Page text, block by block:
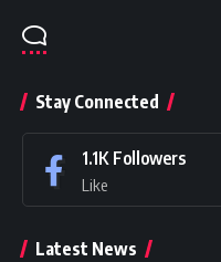
Stay Connected
1.1K Followers
Like
Latest News